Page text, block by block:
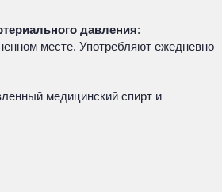
давления:
месте. Употребляют ежедневно
медицинский спирт и